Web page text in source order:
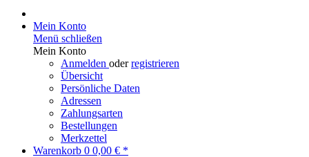
Mein Konto
Menü schließen
Mein Konto
Anmelden oderregistrieren
Übersicht
Persönliche Daten
Adressen
Zahlungsarten
Bestellungen
Merkzettel
Warenkorb 0 0,00 € *